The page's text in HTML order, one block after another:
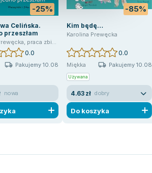
Lehman
Bohdan Tadeusz Woronowicz
-25%
Celińska.
przeszłam
, praca zbiorowa
0.0
Pakujemy 10.08
nowa
-85%
Kim będę…
Karolina Prewęcka
0.0
Miękka Pakujemy 10.08
Używana
4.63 zł dobry
Do koszyka